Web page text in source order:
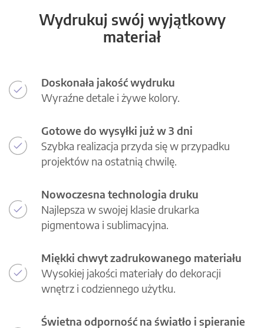
Wydrukuj swój wyjątkowy
materiał
Doskonała jakość wydruku
Wyraźne detale i żywe kolory.
Gotowe do wysyłki już w 3 dni
Szybka realizacja przyda się w przypadku
projektów na ostatnią chwilę.
Nowoczesna technologia druku
Najlepsza w swojej klasie drukarka
pigmentowa i sublimacyjna.
Miękki chwyt zadrukowanego materiału
Wysokiej jakości materiały do dekoracji
wnętrz i codziennego użytku.
Świetna odporność na światło i spieranie